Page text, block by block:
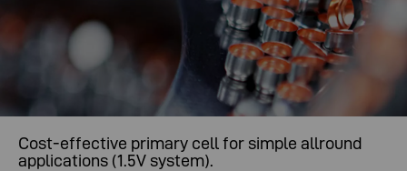
Cost-effective primary cell for simple allround
applications (1.5V system).